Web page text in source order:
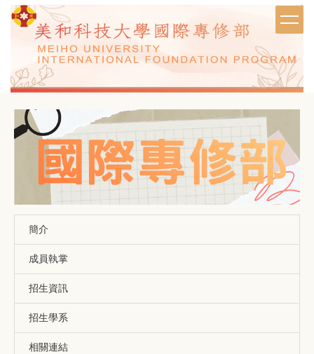
跳
到
容
簡介
成員執掌
招生資訊
招生學系
相關連結